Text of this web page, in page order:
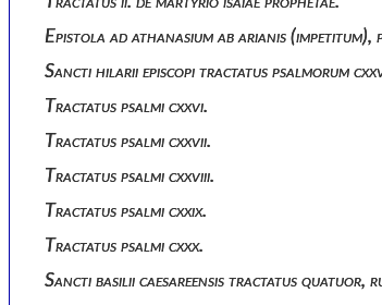
Epistola ad athanasium ab arianis
Sancti hilarii episcopi tractatus psalmorum
Tractatus psalmi cxxvi.
Tractatus psalmi cxxvii.
Tractatus psalmi cxxviii.
Tractatus psalmi cxxix.
Tractatus psalmi cxxx.
Sancti basilii caesareensis tractatus quatuor,